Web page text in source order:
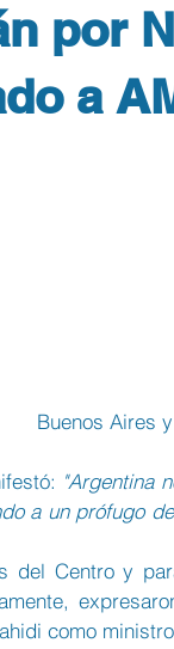
por
a
Buenos Aires
"Argentina
a un prófugo
del Centro y
como